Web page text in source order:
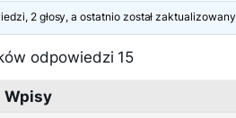
2 głosy, a ostatnio został zaktualizowany
odpowiedzi 15
Wpisy